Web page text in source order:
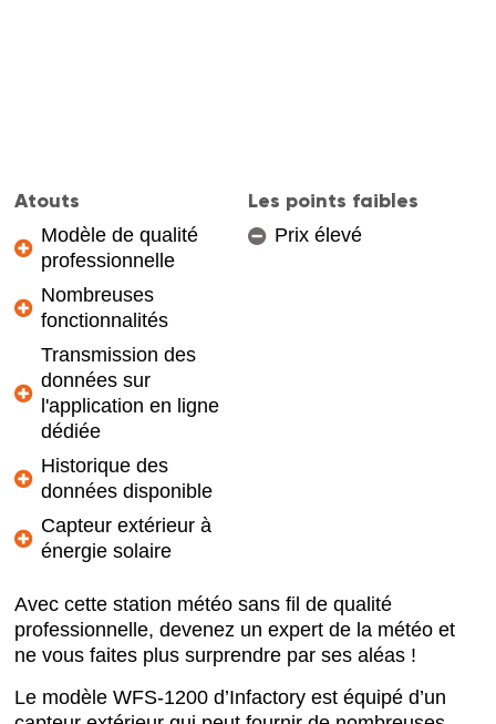
Atouts
Modèle de qualité
professionnelle
Nombreuses
fonctionnalités
Transmission des
données sur
l'application en ligne
dédiée
Historique des
données disponible
Capteur extérieur à
énergie solaire
Les points faibles
Prix élevé
Avec cette station météo sans fil de qualité
professionnelle, devenez un expert de la météo et
ne vous faites plus surprendre par ses aléas !
Le modèle WFS-1200 d’Infactory est équipé d’un